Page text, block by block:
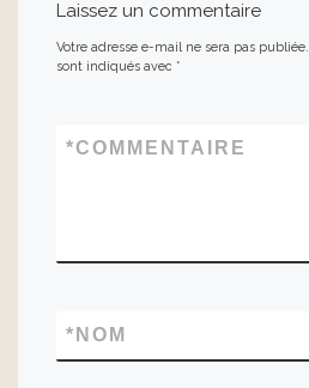
Laissez un commentaire
Votre adresse e-mail ne sera pas publiée.
sont indiqués avec*
COMMENTAIRE
*
NOM
*